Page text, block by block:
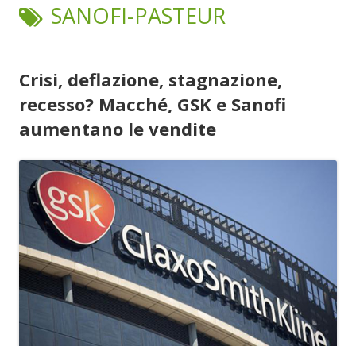
TAG:
SANOFI-PASTEUR
Crisi, deflazione, stagnazione,
recesso? Macché, GSK e Sanofi
aumentano le vendite